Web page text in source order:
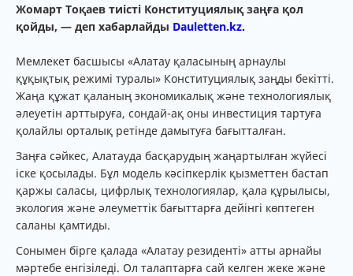
Жомарт Тоқаев тиісті Конституциялық заңға қол
қойды, — деп хабарлайды Dauletten.kz.
Мемлекет басшысы «Алатау қаласының арнаулы
құқықтық режимі туралы» Конституциялық заңды бекітті.
Жаңа құжат қаланың экономикалық және технологиялық
әлеуетін арттыруға, сондай-ақ оны инвестиция тартуға
қолайлы орталық ретінде дамытуға бағытталған.
Заңға сәйкес, Алатауда басқарудың жаңартылған жүйесі
іске қосылады. Бұл модель кәсіпкерлік қызметтен бастап
қаржы саласы, цифрлық технологиялар, қала құрылысы,
экология және әлеуметтік бағыттарға дейінгі көптеген
саланы қамтиды.
Сонымен бірге қалада «Алатау резиденті» атты арнайы
мәртебе енгізіледі. Ол талаптарға сай келген жеке және